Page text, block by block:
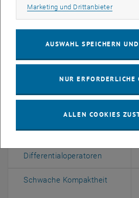
Operatorhalbgruppen, öffnet
A counterexample to
Banach's basis problem, öffnet
Semigroups of Operators,
set-valued maps, öffnet eine
Differentialoperatoren , öffnet
Schwache Kompaktheit , öffnet
Marketing und Drittanbieter
AUSWAHL SPEICHERN
NUR ERFORDERLICHE
ALLEN COOKIES